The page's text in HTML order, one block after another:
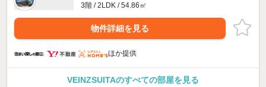
3階 / 2LDK / 54.86㎡
物件詳細を見る
ほか提供
VEINZSUITAのすべての部屋を見る